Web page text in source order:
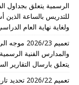
الرسمية يتعلق بجداول
ولغاية نهاية العام الدراسي 2025-2026 ومن ضمنها التدريب
تعميم
والمدارس الفنية
يتعلق بارسال التقارير
تعميم